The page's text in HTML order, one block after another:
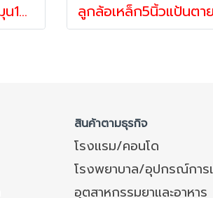
ลูกล้อเหล็ก4นิ้วขารูหมุน12.5มม.คุณภาพสูง รับน้ำหนัก 205 กก. ตรา Revvo
สินค้าตามธุรกิจ
โรงแรม/คอนโด
โรงพยาบาล/อุปกรณ์กา
อุตสาหกรรมยาและอาหาร